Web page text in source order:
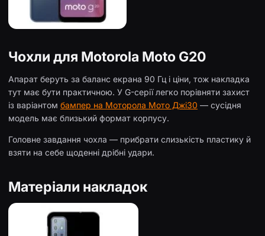
Чохли для Motorola Moto G20
Апарат беруть за баланс екрана 90 Гц і ціни, тож накладка
тут має бути практичною. У G-серії легко порівняти захист
із варіантом бампер на Моторола Мото Джі30 — сусідня
модель має близький формат корпусу.
Головне завдання чохла — прибрати слизькість пластику й
взяти на себе щоденні дрібні удари.
Матеріали накладок